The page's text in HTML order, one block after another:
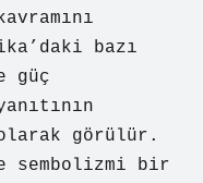
bazı
güç
görülür.
bir